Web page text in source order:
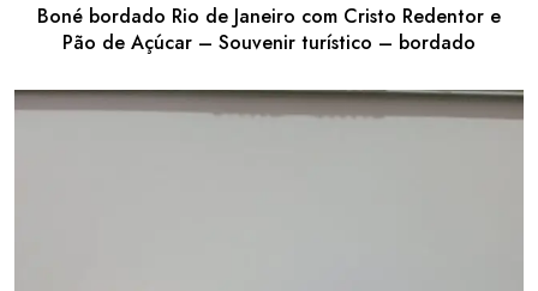
Boné bordado Rio de Janeiro com Cristo Redentor e
Pão de Açúcar – Souvenir turístico – bordado